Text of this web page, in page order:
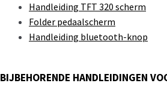
Handleiding TFT 320 scherm
Folder pedaalscherm
Handleiding bluetooth-knop
BIJBEHORENDE HANDLEIDINGEN